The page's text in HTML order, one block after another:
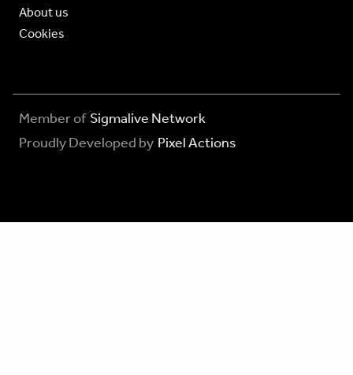
About us
Cookies
Member of Sigmalive Network
Proudly Developed by Pixel Actions